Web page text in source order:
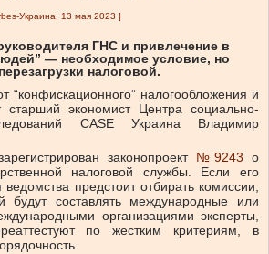
Украина, 13 мая 2023 ]
ГНС и привлечение в
— необходимое условие, но
налоговой.
“конфискационного” налогообложения и
старший экономист Центра социально-
CASE Украина Владимир
законопроект №9243 о
налоговой службы. Если его
ведомства предстоит отбирать комиссии,
будут составлять международные или
организациями эксперты,
по жестким критериям, в